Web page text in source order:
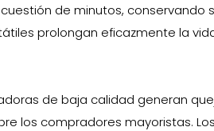
de minutos,
prolongan eficazmente la
de baja calidad generan
los compradores mayoristas.